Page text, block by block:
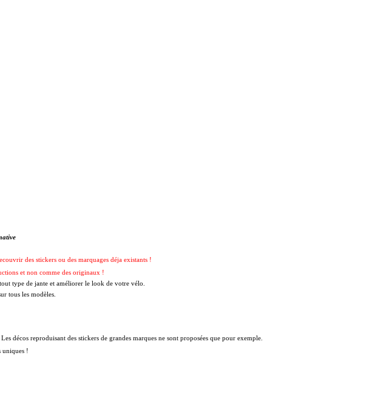
des stickers ou des marquages déja existants !
et non comme des originaux !
type de jante et améliorer le look de votre vélo.
tous les modèles.
décos reproduisant des stickers de grandes marques ne sont proposées que pour exemple.
uniques !